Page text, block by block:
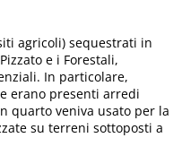
agricoli) sequestrati in
e i Forestali,
In particolare,
erano presenti arredi
quarto veniva usato per la
su terreni sottoposti a